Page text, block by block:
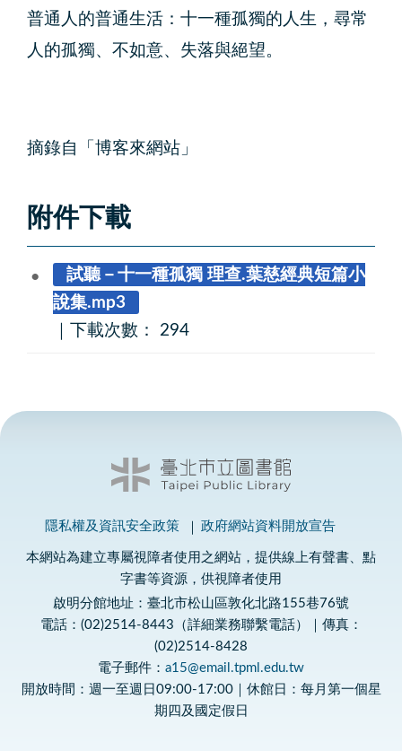
普通人的普通生活：十一種孤獨的人生，尋常
人的孤獨、不如意、失落與絕望。
摘錄自「博客來網站」
附件下載
試聽－十一種孤獨 理查.葉慈經典短篇小
說集.mp3
下載次數： 294
隱私權及資訊安全政策 政府網站資料開放宣告
本網站為建立專屬視障者使用之網站，提供線上有聲書、點
字書等資源，供視障者使用
啟明分館地址：臺北市松山區敦化北路155巷76號
電話：(02)2514-8443（詳細業務聯繫電話）｜傳真：
(02)2514-8428
電子郵件： a15@email.tpml.edu.tw
開放時間：週一至週日09:00-17:00｜休館日：每月第一個星
期四及國定假日